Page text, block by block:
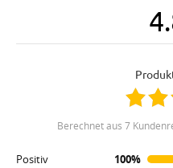
berechnet aus 7
Positiv
100%